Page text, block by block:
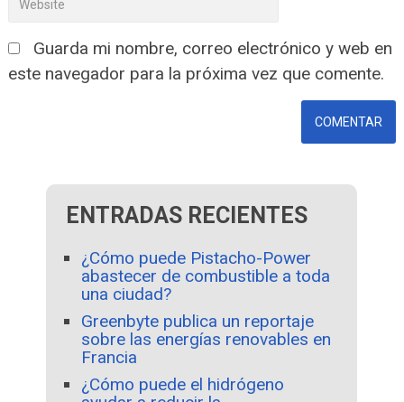
Guarda mi nombre, correo electrónico y web en
este navegador para la próxima vez que comente.
ENTRADAS RECIENTES
¿Cómo puede Pistacho-Power
abastecer de combustible a toda
una ciudad?
Greenbyte publica un reportaje
sobre las energías renovables en
Francia
¿Cómo puede el hidrógeno